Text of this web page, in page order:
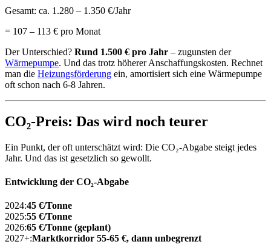
Gesamt: ca. 1.280 – 1.350 €/Jahr
= 107 – 113 € pro Monat
Der Unterschied? Rund 1.500 € pro Jahr – zugunsten der
Wärmepumpe. Und das trotz höherer Anschaffungskosten. Rechnet
man die Heizungsförderung ein, amortisiert sich eine Wärmepumpe
oft schon nach 6-8 Jahren.
CO₂-Preis: Das wird noch teurer
Ein Punkt, der oft unterschätzt wird: Die CO₂-Abgabe steigt jedes
Jahr. Und das ist gesetzlich so gewollt.
Entwicklung der CO₂-Abgabe
2024:45 €/Tonne
2025:55 €/Tonne
2026:65 €/Tonne (geplant)
2027+:Marktkorridor 55-65 €, dann unbegrenzt